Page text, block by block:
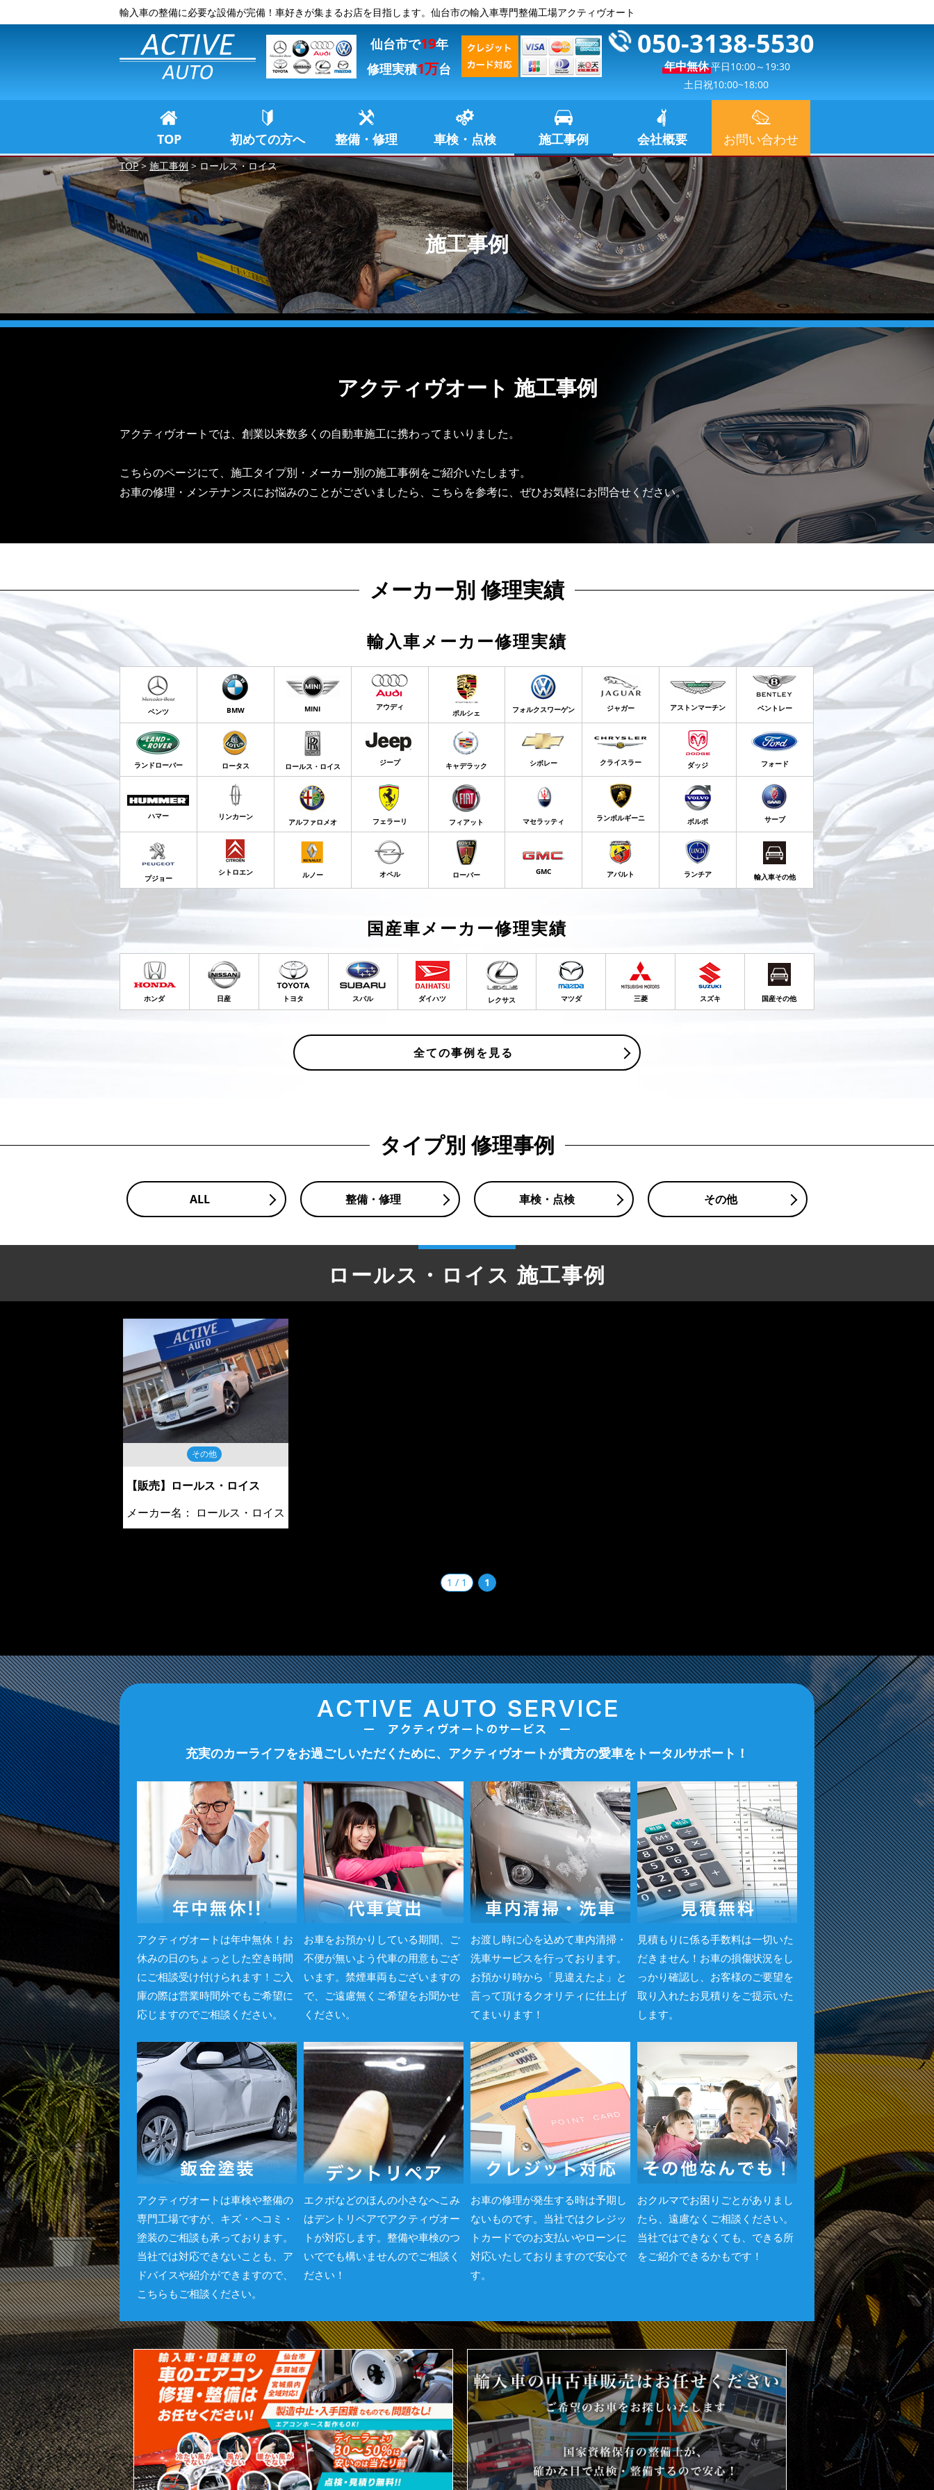
輸入車の整備に必要な設備が完備！車好きが集まるお店を目指します。仙台市の輸入車専門整備工場アクティヴオート
仙台市で19年
修理実積1万台
050-3138-5530
年中無休平日10:00～19:30
土日祝10:00~18:00
TOP 初めての方へ 整備・修理 車検・点検 施工事例 会社概要 お問い合わせ
TOP> 施工事例> ロールス・ロイス
施工事例
アクティヴオート 施工事例
アクティヴオートでは、創業以来数多くの自動車施工に携わってまいりました。
こちらのページにて、施工タイプ別・メーカー別の施工事例をご紹介いたします。
お車の修理・メンテナンスにお悩みのことがございましたら、こちらを参考に、ぜひお気軽にお問合せください。
メーカー別 修理実績
輸入車メーカー修理実績
ベンツ BMW MINI アウディ
ポルシェ フォルクスワーゲン ジャガー アストンマーチン ベントレー
ランドローバー ロータス ロールス・ロイス ジープ キャデラック シボレー クライスラー ダッジ フォード
ハマー リンカーン
アルファロメオ フェラーリ フィアット マセラッティ ランボルギーニ ボルボ サーブ
プジョー
シトロエン ルノー オペル ローバー GMC アバルト ランチア 輸入車その他
国産車メーカー修理実績
ホンダ 日産 トヨタ スバル ダイハツ レクサス マツダ 三菱 スズキ 国産その他
全ての事例を見る
タイプ別 修理事例
ALL 整備・修理 車検・点検 その他
ロールス・ロイス 施工事例
その他
【販売】ロールス・ロイス
メーカー名：
ロールス・ロイス
1 / 1 1
充実のカーライフをお過ごしいただくために、アクティヴオートが貴方の愛車をトータルサポート！
アクティヴオートは年中無休！お
休みの日のちょっとした空き時間
にご相談受け付けられます！ご入
庫の際は営業時間外でもご希望に
応じますのでご相談ください。
お車をお預かりしている期間、ご
不便が無いよう代車の用意もござ
います。禁煙車両もございますの
で、ご遠慮無くご希望をお聞かせ
ください。
お渡し時に心を込めて車内清掃・
洗車サービスを行っております。
お預かり時から「見違えたよ」と
言って頂けるクオリティに仕上げ
てまいります！
見積もりに係る手数料は一切いた
だきません！お車の損傷状況をし
っかり確認し、お客様のご要望を
取り入れたお見積りをご提示いた
します。
アクティヴオートは車検や整備の
専門工場ですが、キズ・ヘコミ・
塗装のご相談も承っております。
当社では対応できないことも、ア
ドバイスや紹介ができますので、
こちらもご相談ください。
エクボなどのほんの小さなへこみ
はデントリペアでアクティヴオー
トが対応します。整備や車検のつ
いででも構いませんのでご相談く
ださい！
お車の修理が発生する時は予期し
ないものです。当社ではクレジッ
トカードでのお支払いやローンに
対応いたしておりますので安心で
す。
おクルマでお困りごとがありまし
たら、遠慮なくご相談ください。
当社ではできなくても、できる所
をご紹介できるかもです！